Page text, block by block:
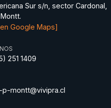
Sur s/n, sector Cardonal,
Google Maps]
251 1409
montt@vivipra.cl